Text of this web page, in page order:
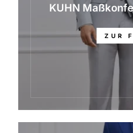
KUHN
ZUR